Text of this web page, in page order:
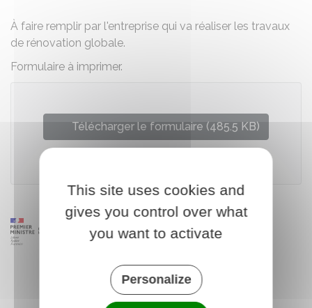
À faire remplir par l'entreprise qui va réaliser les travaux
de rénovation globale.
Formulaire à imprimer.
Télécharger le formulaire (485.5 KB)
This site uses cookies and
gives you control over what
you want to activate
Personalize